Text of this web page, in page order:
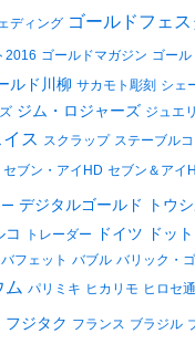
ディング ゴールドフェス
2016 ゴールドマガジン ゴール
ルド川柳 サカモト彫刻 シェ
ジム・ロジャーズ ジュエ
イス スクラップ ステーブル
セブン・アイHD セブン＆アイ
デジタルゴールド トウ
コ トレーダー ドイツ ドッ
バフェット バブル バリック・
ム パリミキ ヒカリモ ヒロセ
フジタク フランス ブラジル